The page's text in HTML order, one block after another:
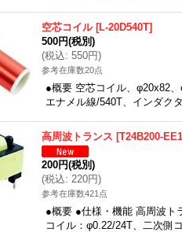
空芯コイル [L-20D540T]
500円(税別)
(税込: 550円)
参考在庫数20点
●概要 空芯コイル、φ20x82
エナメル線/540T、インダク
高周波トランス [T24B200-
200円(税別)
(税込: 220円)
参考在庫数421点
●概要 ●仕様・機能 高周波ト
コイル：φ0.22/24T、二次側